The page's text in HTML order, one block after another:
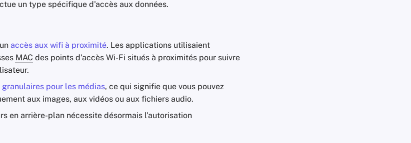
un type spécifique d'accès aux données.
accès aux wifi à proximité. Les applications utilisaient
MAC des points d'accès Wi-Fi situés à proximités pour suivre
pour les médias, ce qui signifie que vous pouvez
aux images, aux vidéos ou aux fichiers audio.
en arrière-plan nécessite désormais l'autorisation